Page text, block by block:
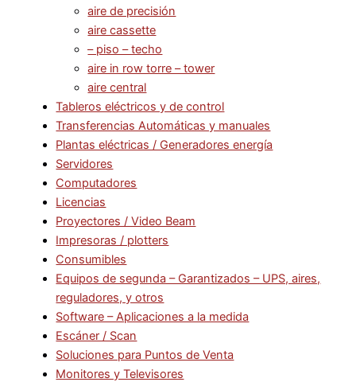
aire de precisión
aire cassette
– piso – techo
aire in row torre – tower
aire central
Tableros eléctricos y de control
Transferencias Automáticas y manuales
Plantas eléctricas / Generadores energía
Servidores
Computadores
Licencias
Proyectores / Video Beam
Impresoras / plotters
Consumibles
Equipos de segunda – Garantizados – UPS, aires,
reguladores, y otros
Software – Aplicaciones a la medida
Escáner / Scan
Soluciones para Puntos de Venta
Monitores y Televisores